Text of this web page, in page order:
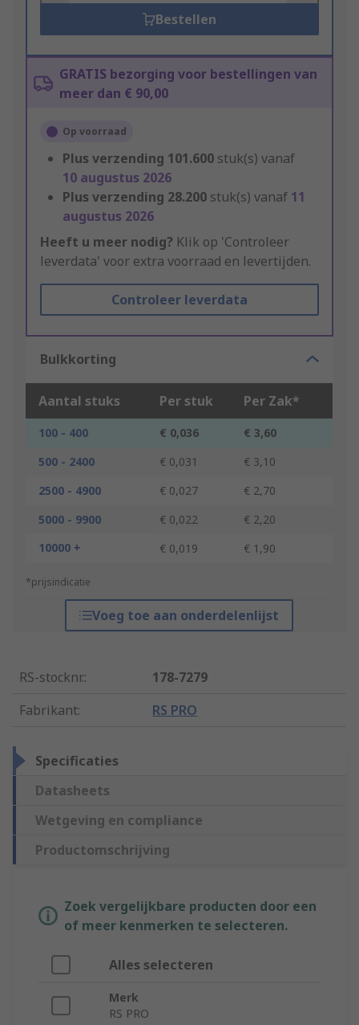
Bestellen
GRATIS bezorging voor bestellingen van
meer dan € 90,00
Op voorraad
Plus verzending 101.600 stuk(s) vanaf
10 augustus 2026
Plus verzending 28.200 stuk(s) vanaf 11
augustus 2026
Heeft u meer nodig? Klik op 'Controleer
leverdata' voor extra voorraad en levertijden.
Controleer leverdata
Bulkkorting
Aantal stuks Per stuk Per Zak*
100 - 400 € 0,036
€ 3,60
500 - 2400
€ 0,031
€ 3,10
2500 - 4900
€ 0,027
€ 2,70
5000 - 9900
€ 0,022
€ 2,20
10000 +
€ 0,019 € 1,90
*prijsindicatie
Voeg toe aan onderdelenlijst
RS-stocknr.:
178-7279
Fabrikant: RS PRO
Specificaties
Datasheets
Wetgeving en compliance
Productomschrijving
Zoek vergelijkbare producten door een
of meer kenmerken te selecteren.
Alles selecteren
Merk
RS PRO